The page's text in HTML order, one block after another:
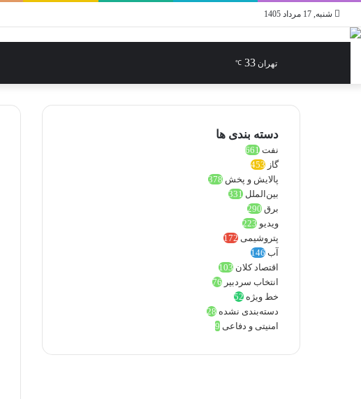
شنبه, 17 مرداد 1405
پوسته
نوشته
تصادفی
تهران 33
℃
دسته بندی ها
نفت 661
گاز 453
پالایش و پخش 378
بین‌الملل 331
برق 290
ویدیو 223
پتروشیمی 172
آب 146
اقتصاد کلان 103
انتخاب سردبیر 76
خط ویژه 52
دسته‌بندی نشده 28
امنیتی و دفاعی 9